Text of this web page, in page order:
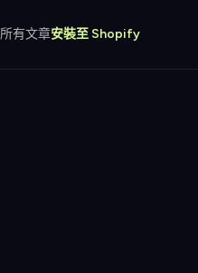
所有文章安裝至 Shopify